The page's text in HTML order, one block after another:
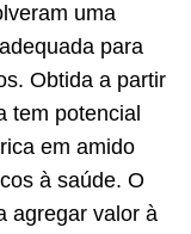
uma
para
Obtida a partir
tem potencial
em amido
à saúde. O
agregar valor à